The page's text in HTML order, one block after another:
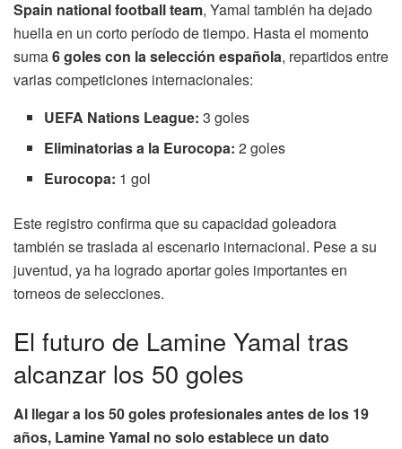
Spain national football team, Yamal también ha dejado
huella en un corto período de tiempo. Hasta el momento
suma6 goles con la selección española, repartidos entre
varias competiciones internacionales:
UEFA Nations League: 3 goles
Eliminatorias a la Eurocopa: 2 goles
Eurocopa: 1 gol
Este registro confirma que su capacidad goleadora
también se traslada al escenario internacional. Pese a su
juventud, ya ha logrado aportar goles importantes en
torneos de selecciones.
El futuro de Lamine Yamal tras
alcanzar los 50 goles
Al llegar a los 50 goles profesionales antes de los 19
años, Lamine Yamal no solo establece un dato